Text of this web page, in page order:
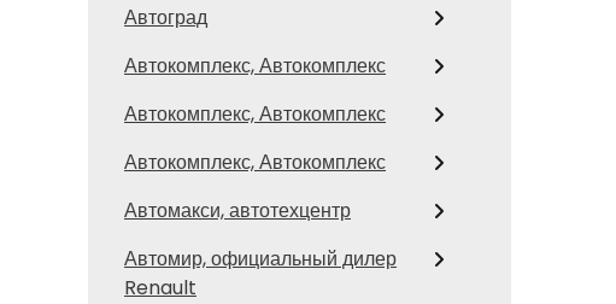
Автоград
Автокомплекс, Автокомплекс
Автокомплекс, Автокомплекс
Автокомплекс, Автокомплекс
Автомакси, автотехцентр
Автомир, официальный дилер
Renault